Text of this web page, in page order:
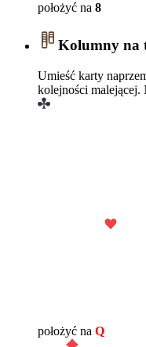
położyć na 8
Kolumny na
Umieść karty
kolejności malejącej.
położyć na Q